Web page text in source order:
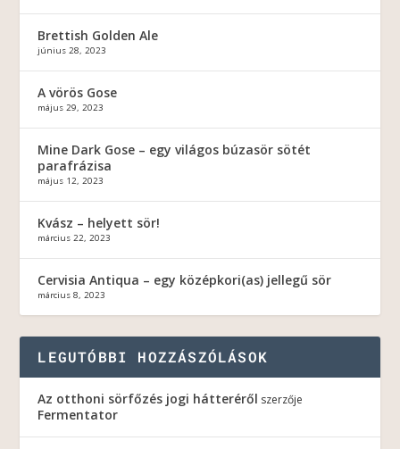
Brettish Golden Ale
június 28, 2023
A vörös Gose
május 29, 2023
Mine Dark Gose – egy világos búzasör sötét
parafrázisa
május 12, 2023
Kvász – helyett sör!
március 22, 2023
Cervisia Antiqua – egy középkori(as) jellegű sör
március 8, 2023
LEGUTÓBBI HOZZÁSZÓLÁSOK
Az otthoni sörfőzés jogi hátteréről szerzője
Fermentator